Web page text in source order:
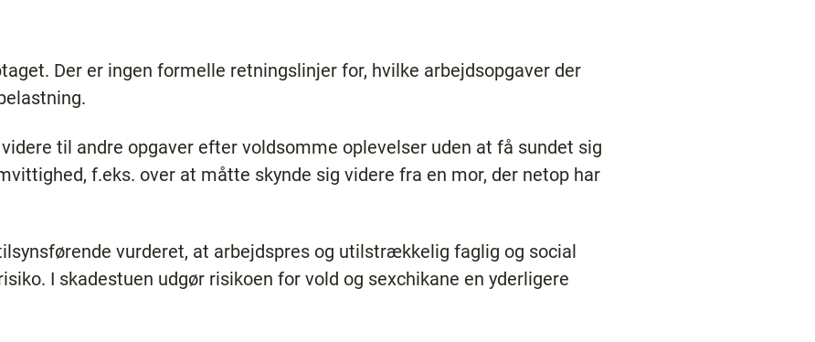
Der er ingen formelle retningslinjer for, hvilke arbejdsopgaver der
til andre opgaver efter voldsomme oplevelser uden at få sundet sig
f.eks. over at måtte skynde sig videre fra en mor, der netop har
vurderet, at arbejdspres og utilstrækkelig faglig og social
I skadestuen udgør risikoen for vold og sexchikane en yderligere